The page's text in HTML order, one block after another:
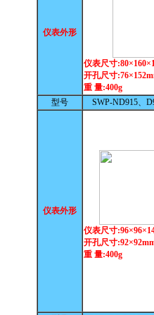
仪表外形
仪表尺寸
开孔尺寸
重 量:400g
型号
SWP-ND915、
仪表外形
仪表尺寸
开孔尺寸
重 量:400g